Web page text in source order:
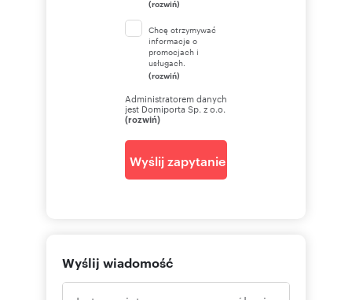
(rozwiń)
Chcę otrzymywać
informacje o
promocjach i
usługach.
(rozwiń)
Administratorem danych
jest Domiporta Sp. z o.o.
(rozwiń)
Wyślij zapytanie
Wyślij wiadomość